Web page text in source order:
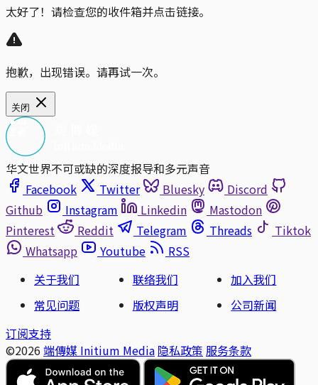
太好了！请检查您的收件箱并点击链接。
抱歉，出现错误。请再试一次。
关闭
华文世界不可或缺的深度报导和多元声音
Facebook
Twitter Bluesky
Discord
Github
Instagram Linkedin
Mastodon
Pinterest
Reddit Telegram Threads
Tiktok
Whatsapp
Youtube
RSS
关于我们
联络我们
加入我们
常见问题
版权声明
公司新闻
订阅支持
©2026 端傳媒 Initium Media 隐私政策 服务条款